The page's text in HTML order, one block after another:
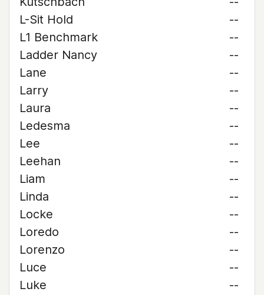
L-Sit Hold
--
L1 Benchmark
--
Ladder Nancy
--
Lane
--
Larry
--
Laura
--
Ledesma
--
Lee
--
Leehan
--
Liam
--
Linda
--
Locke
--
Loredo
--
Lorenzo
--
Luce
--
Luke
--